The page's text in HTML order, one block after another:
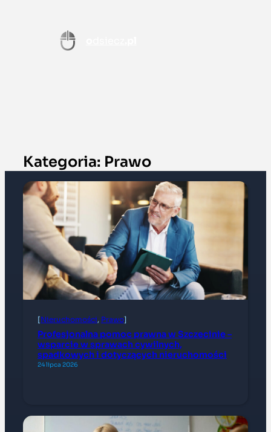
Kategoria: Prawo
[Nieruchomości, Prawo]
Profesjonalna pomoc prawna w Szczecinie –
wsparcie w sprawach cywilnych,
spadkowych i dotyczących nieruchomości
24 lipca 2026